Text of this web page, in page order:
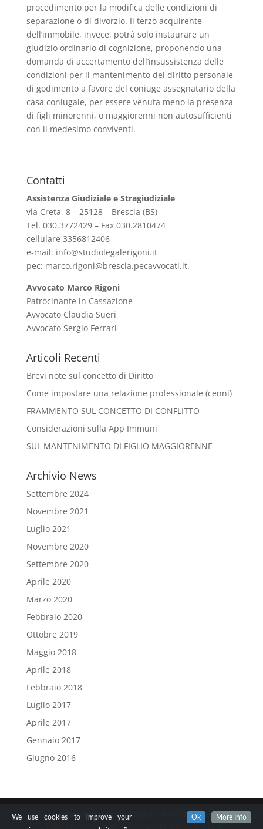
procedimento per la modifica delle condizioni di
separazione o di divorzio. Il terzo acquirente
dell’immobile, invece, potrà solo instaurare un
giudizio ordinario di cognizione, proponendo una
domanda di accertamento dell’insussistenza delle
condizioni per il mantenimento del diritto personale
di godimento a favore del coniuge assegnatario della
casa coniugale, per essere venuta meno la presenza
di figli minorenni, o maggiorenni non autosufficienti
con il medesimo conviventi.
Contatti
Assistenza Giudiziale e Stragiudiziale
via Creta, 8 – 25128 – Brescia (BS)
Tel. 030.3772429 – Fax 030.2810474
cellulare 3356812406
e-mail: info@studiolegalerigoni.it
pec: marco.rigoni@brescia.pecavvocati.it.
Avvocato Marco Rigoni
Patrocinante in Cassazione
Avvocato Claudia Sueri
Avvocato Sergio Ferrari
Articoli Recenti
Brevi note sul concetto di Diritto
Come impostare una relazione professionale (cenni)
FRAMMENTO SUL CONCETTO DI CONFLITTO
Considerazioni sulla App Immuni
SUL MANTENIMENTO DI FIGLIO MAGGIORENNE
Archivio News
Settembre 2024
Novembre 2021
Luglio 2021
Novembre 2020
Settembre 2020
Aprile 2020
Marzo 2020
Febbraio 2020
Ottobre 2019
Maggio 2018
Aprile 2018
Febbraio 2018
Luglio 2017
Aprile 2017
Gennaio 2017
Giugno 2016
© Studio Avvocato Marco Rigoni – P.IVA 03010820177
We use cookies to improve your
Ok More Info